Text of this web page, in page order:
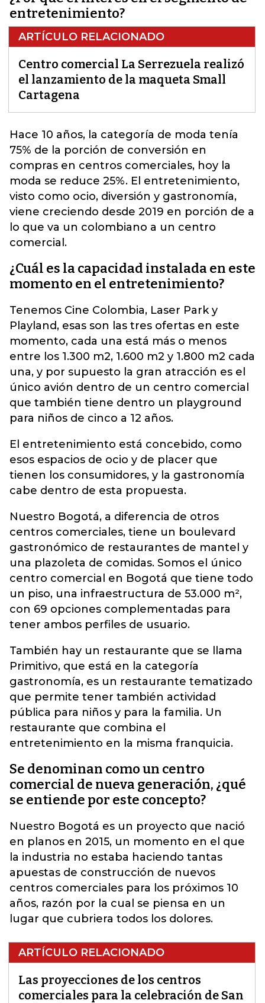
entretenimiento?
ARTÍCULO RELACIONADO
Centro comercial La Serrezuela realizó
el lanzamiento de la maqueta Small
Cartagena
Hace 10 años, la categoría de moda tenía
75% de la porción de conversión en
compras en centros comerciales, hoy la
moda se reduce 25%. El entretenimiento,
visto como ocio, diversión y gastronomía,
viene creciendo desde 2019 en porción de a
lo que va un colombiano a un centro
comercial.
¿Cuál es la capacidad instalada en este
momento en el entretenimiento?
Tenemos Cine Colombia, Laser Park y
Playland, esas son las tres ofertas en este
momento, cada una está más o menos
entre los 1.300 m2, 1.600 m2 y 1.800 m2 cada
una, y por supuesto la gran atracción es el
único avión dentro de un centro comercial
que también tiene dentro un playground
para niños de cinco a 12 años.
El entretenimiento está concebido, como
esos espacios de ocio y de placer que
tienen los consumidores, y la gastronomía
cabe dentro de esta propuesta.
Nuestro Bogotá, a diferencia de otros
centros comerciales, tiene un boulevard
gastronómico de restaurantes de mantel y
una plazoleta de comidas. Somos el único
centro comercial en Bogotá que tiene todo
un piso, una infraestructura de 53.000 m²,
con 69 opciones complementadas para
tener ambos perfiles de usuario.
También hay un restaurante que se llama
Primitivo, que está en la categoría
gastronomía, es un restaurante tematizado
que permite tener también actividad
pública para niños y para la familia. Un
restaurante que combina el
entretenimiento en la misma franquicia.
Se denominan como un centro
comercial de nueva generación, ¿qué
se entiende por este concepto?
Nuestro Bogotá es un proyecto que nació
en planos en 2015, un momento en el que
la industria no estaba haciendo tantas
apuestas de construcción de nuevos
centros comerciales para los próximos 10
años, razón por la cual se piensa en un
lugar que cubriera todos los dolores.
ARTÍCULO RELACIONADO
Las proyecciones de los centros
comerciales para la celebración de San